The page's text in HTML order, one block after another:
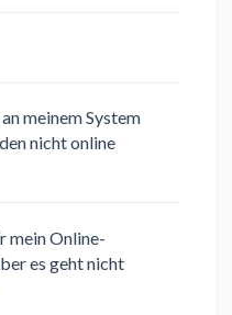
meinem System
nicht online
mein Online-
es geht nicht